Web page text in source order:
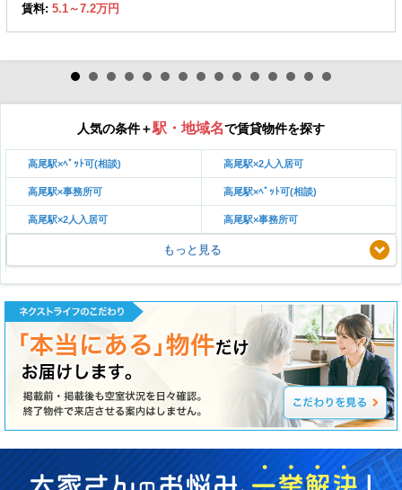
賃料: 5.1～7.2万円
人気の条件＋駅・地域名で賃貸物件を探す
高尾駅×ﾍﾟｯﾄ可(相談) 高尾駅×2人入居可
高尾駅×事務所可 高尾駅×ﾍﾟｯﾄ可(相談)
高尾駅×2人入居可 高尾駅×事務所可
もっと見る